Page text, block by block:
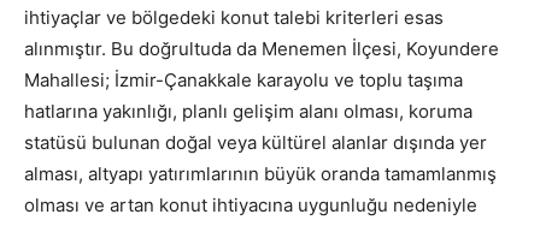
ihtiyaçlar ve bölgedeki konut talebi kriterleri esas
alınmıştır. Bu doğrultuda da Menemen İlçesi, Koyundere
Mahallesi; İzmir-Çanakkale karayolu ve toplu taşıma
hatlarına yakınlığı, planlı gelişim alanı olması, koruma
statüsü bulunan doğal veya kültürel alanlar dışında yer
alması, altyapı yatırımlarının büyük oranda tamamlanmış
olması ve artan konut ihtiyacına uygunluğu nedeniyle